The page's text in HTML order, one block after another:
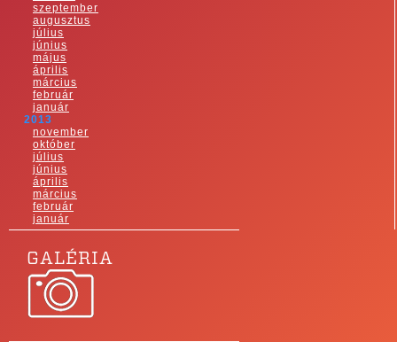
szeptember
augusztus
július
június
május
április
március
február
január
2013
november
október
július
június
április
március
február
január
GALÉRIA